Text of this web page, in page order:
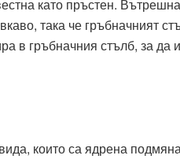
като пръстен.
така че гръбначният
в гръбначния стълб, за
които са ядрена